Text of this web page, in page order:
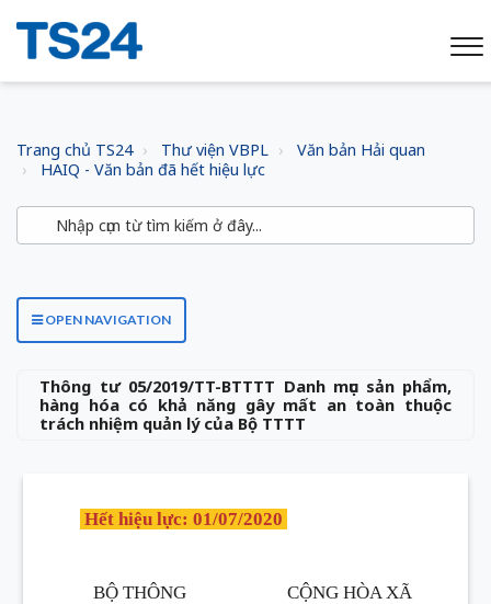
Trang chủ TS24 Thư viện VBPL
Văn bản Hải quan
HAIQ - Văn bản đã hết hiệu lực
OPEN NAVIGATION
Thông tư 05/2019/TT-BTTTT Danh mục sản phẩm,
hàng hóa có khả năng gây mất an toàn thuộc
trách nhiệm quản lý của Bộ TTTT
Hết hiệu lực: 01/07/2020
BỘ THÔNG
CỘNG HÒA XÃ